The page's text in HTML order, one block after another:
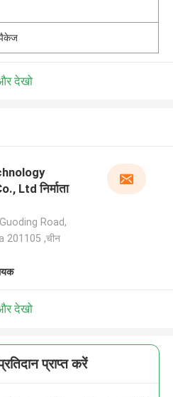
देखो
Ltd निर्माता
Road,
201105 ,चीन
देखो
प्राप्त करें